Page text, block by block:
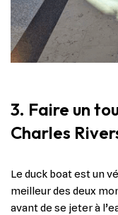
3. Faire un
Charles
Le duck boat est un
meilleur des deux
avant de se jeter à